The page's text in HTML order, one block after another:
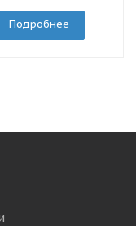
Подробнее